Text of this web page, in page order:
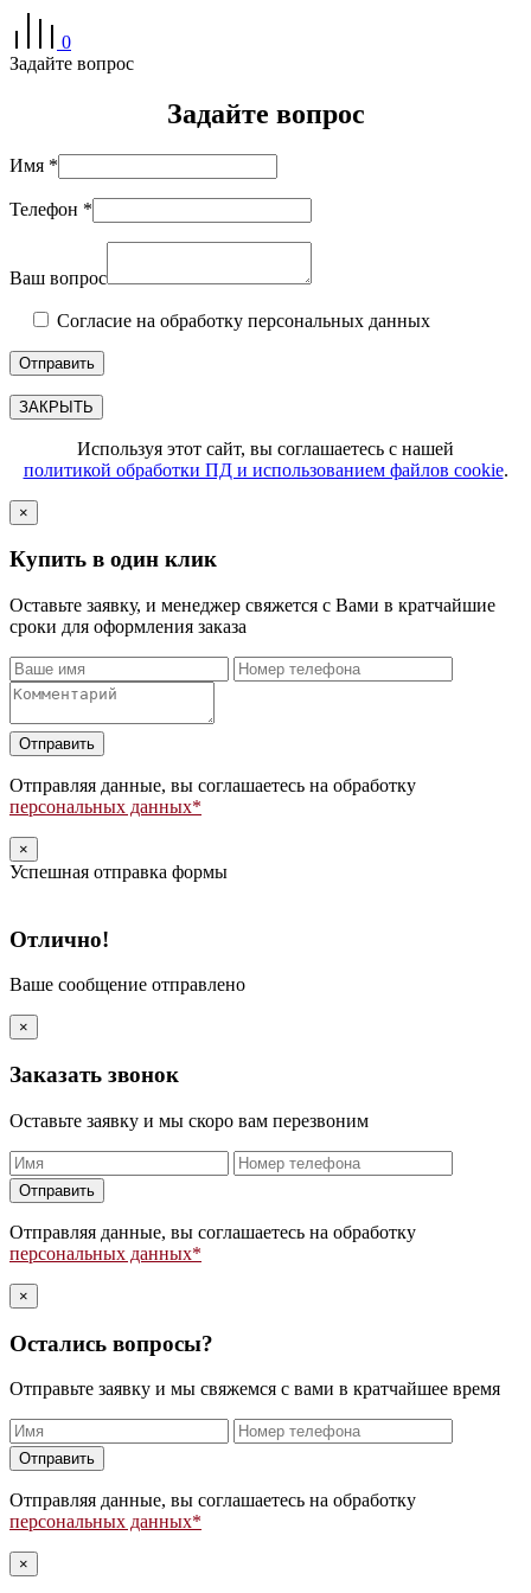
0
Задайте вопрос
Задайте вопрос
Имя *
Телефон *
Ваш вопрос
Согласие на обработку персональных данных
ЗАКРЫТЬ
Используя этот сайт, вы соглашаетесь с нашей
политикой обработки ПД и использованием файлов cookie.
×
Купить в один клик
Оставьте заявку, и менеджер свяжется с Вами в кратчайшие
сроки для оформления заказа
Оставьте
это
поле
пустым.
Отправляя данные, вы соглашаетесь на обработку
персональных данных*
×
Успешная отправка формы
Отлично!
Ваше сообщение отправлено
×
Заказать звонок
Оставьте заявку и мы скоро вам перезвоним
Оставьте
это
поле
пустым.
Отправляя данные, вы соглашаетесь на обработку
персональных данных*
×
Остались вопросы?
Отправьте заявку и мы свяжемся с вами в кратчайшее время
Оставьте
это
поле
пустым.
Отправляя данные, вы соглашаетесь на обработку
персональных данных*
×